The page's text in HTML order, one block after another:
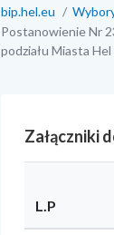
bip.hel.eu
Postanowienie Nr
podziału Miasta
Załączniki
L.P